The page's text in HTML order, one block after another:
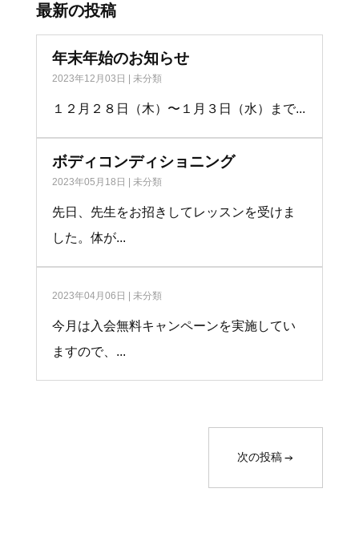
最新の投稿
年末年始のお知らせ
2023年12月03日 | 未分類
１２月２８日（木）〜１月３日（水）まで...
ボディコンディショニング
2023年05月18日 | 未分類
先日、先生をお招きしてレッスンを受けま
した。体が...
2023年04月06日 | 未分類
今月は入会無料キャンペーンを実施してい
ますので、...
次の投稿→